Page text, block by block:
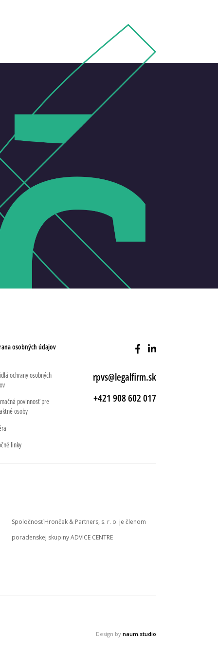
osobných údajov
ochrany osobných
povinnosť pre
osoby
linky
rpvs@legalfirm.sk
+421 908 602 017
Spoločnosť Hronček & Partners, s. r. o. je členom
poradenskej skupiny ADVICE CENTRE
Design by naum.studio